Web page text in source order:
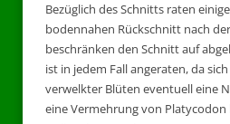
Bezüglich des Schnitts raten
bodennahen Rückschnitt nach
beschränken den Schnitt auf
ist in jedem Fall angeraten, da
verwelkter Blüten eventuell eine
eine Vermehrung von Platycodon